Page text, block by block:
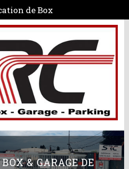
de Box
& GARAGE DE